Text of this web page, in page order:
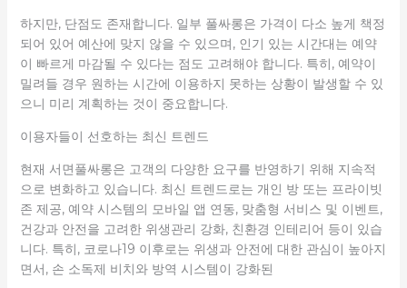
하지만, 단점도 존재합니다. 일부 풀싸롱은 가격이 다소 높게 책정
되어 있어 예산에 맞지 않을 수 있으며, 인기 있는 시간대는 예약
이 빠르게 마감될 수 있다는 점도 고려해야 합니다. 특히, 예약이
밀려들 경우 원하는 시간에 이용하지 못하는 상황이 발생할 수 있
으니 미리 계획하는 것이 중요합니다.
이용자들이 선호하는 최신 트렌드
현재 서면풀싸롱은 고객의 다양한 요구를 반영하기 위해 지속적
으로 변화하고 있습니다. 최신 트렌드로는 개인 방 또는 프라이빗
존 제공, 예약 시스템의 모바일 앱 연동, 맞춤형 서비스 및 이벤트,
건강과 안전을 고려한 위생관리 강화, 친환경 인테리어 등이 있습
니다. 특히, 코로나19 이후로는 위생과 안전에 대한 관심이 높아지
면서, 손 소독제 비치와 방역 시스템이 강화된